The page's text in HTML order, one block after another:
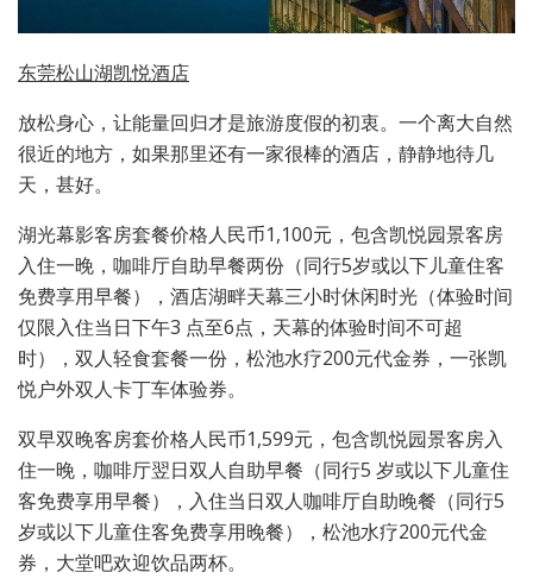
东莞松山湖凯悦酒店
放松身心，让能量回归才是旅游度假的初衷。一个离大自然
很近的地方，如果那里还有一家很棒的酒店，静静地待几
天，甚好。
湖光幕影客房套餐价格人民币1,100元，包含凯悦园景客房
入住一晚，咖啡厅自助早餐两份（同行5岁或以下儿童住客
免费享用早餐），酒店湖畔天幕三小时休闲时光（体验时间
仅限入住当日下午3 点至6点，天幕的体验时间不可超
时），双人轻食套餐一份，松池水疗200元代金券，一张凯
悦户外双人卡丁车体验券。
双早双晚客房套价格人民币1,599元，包含凯悦园景客房入
住一晚，咖啡厅翌日双人自助早餐（同行5 岁或以下儿童住
客免费享用早餐），入住当日双人咖啡厅自助晚餐（同行5
岁或以下儿童住客免费享用晚餐），松池水疗200元代金
券，大堂吧欢迎饮品两杯。